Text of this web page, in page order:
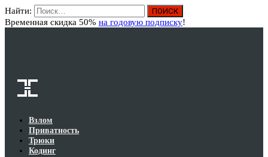
Найти:
Временная скидка 50% на годовую подписку!
Взлом
Приватность
Трюки
Кодинг